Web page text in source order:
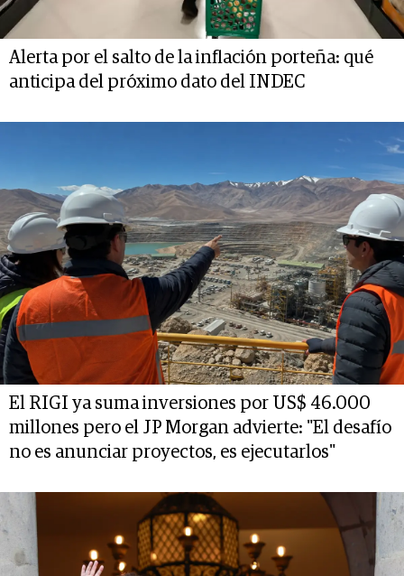
Alerta por el salto de la inflación porteña: qué
anticipa del próximo dato del INDEC
El RIGI ya suma inversiones por US$ 46.000
millones pero el JP Morgan advierte: "El desafío
no es anunciar proyectos, es ejecutarlos"